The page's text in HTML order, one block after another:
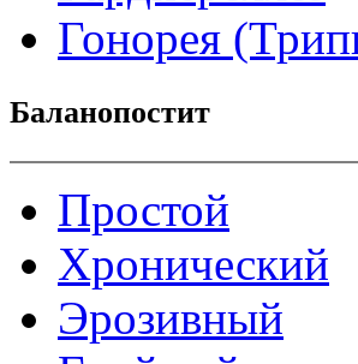
Гонорея
Баланопостит
Простой
Хронический
Эрозивный